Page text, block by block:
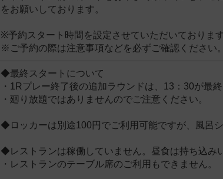
をお願いしております。
※予約スタート時間を設定させていただいておりま
※ご予約の際は注意事項などを必ずご確認ください。
◆最終スタートについて
・1Rプレー終了後の追加ラウンドは、13：30が最
・廻り放題ではありませんのでご注意ください。
◆ロッカーは別途100円でご利用可能ですが、風呂
◆レストランは稼働していません。昼食は持ち込み
・レストランのテーブル席のご利用もできません。